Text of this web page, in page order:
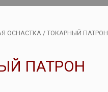
ОСНАСТКА/ ТОКАРНЫЙ ПАТРОН
ПАТРОН